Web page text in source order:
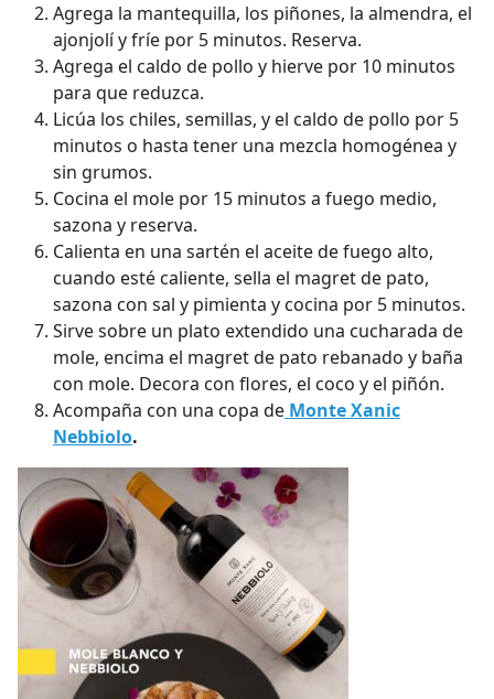
Agrega la mantequilla, los piñones, la almendra, el
ajonjolí y fríe por 5 minutos. Reserva.
Agrega el caldo de pollo y hierve por 10 minutos
para que reduzca.
Licúa los chiles, semillas, y el caldo de pollo por 5
minutos o hasta tener una mezcla homogénea y
sin grumos.
Cocina el mole por 15 minutos a fuego medio,
sazona y reserva.
Calienta en una sartén el aceite de fuego alto,
cuando esté caliente, sella el magret de pato,
sazona con sal y pimienta y cocina por 5 minutos.
Sirve sobre un plato extendido una cucharada de
mole, encima el magret de pato rebanado y baña
con mole. Decora con flores, el coco y el piñón.
Acompaña con una copa de Monte Xanic
Nebbiolo.